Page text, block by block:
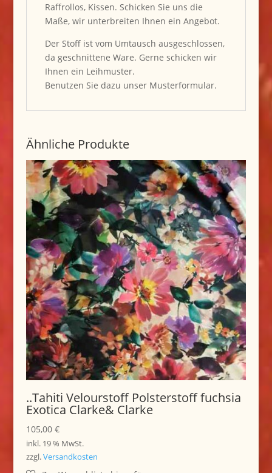
Raffrollos, Kissen. Schicken Sie uns die
Maße, wir unterbreiten Ihnen ein Angebot.
Der Stoff ist vom Umtausch ausgeschlossen,
da geschnittene Ware. Gerne schicken wir
Ihnen ein Leihmuster.
Benutzen Sie dazu unser Musterformular.
Ähnliche Produkte
..Tahiti Velourstoff Polsterstoff fuchsia
Exotica Clarke& Clarke
105,00 €
inkl. 19 % MwSt.
zzgl.Versandkosten